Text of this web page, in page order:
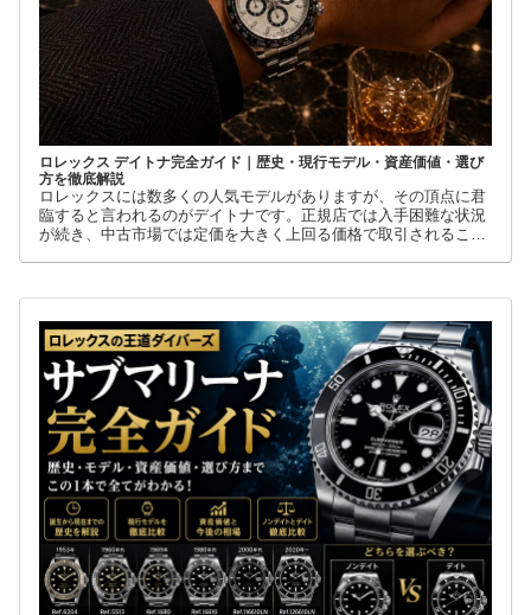
ロレックス デイトナ完全ガイド｜歴史・現行モデル・資産価値・選び
方を徹底解説
ロレックスには数多くの人気モデルがありますが、その頂点に君
臨すると言われるのがデイトナです。正規店では入手困難な状況
が続き、中古市場では定価を大きく上回る価格で取引されること